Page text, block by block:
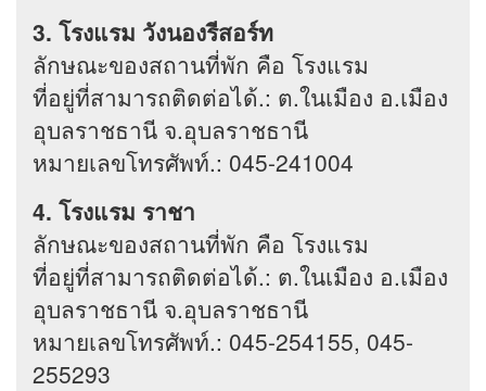
3. โรงแรม วังนองรีสอร์ท
ลักษณะของสถานที่พัก คือ โรงแรม
ที่อยู่ที่สามารถติดต่อได้.: ต.ในเมือง อ.เมือง
อุบลราชธานี จ.อุบลราชธานี
หมายเลขโทรศัพท์.: 045-241004
4. โรงแรม ราชา
ลักษณะของสถานที่พัก คือ โรงแรม
ที่อยู่ที่สามารถติดต่อได้.: ต.ในเมือง อ.เมือง
อุบลราชธานี จ.อุบลราชธานี
หมายเลขโทรศัพท์.: 045-254155, 045-
255293